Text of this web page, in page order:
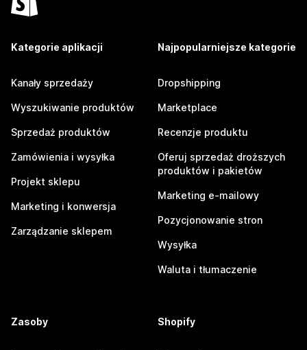
Kategorie aplikacji
Kanały sprzedaży
Wyszukiwanie produktów
Sprzedaż produktów
Zamówienia i wysyłka
Projekt sklepu
Marketing i konwersja
Zarządzanie sklepem
Najpopularniejsze kategorie
Dropshipping
Marketplace
Recenzje produktu
Oferuj sprzedaż droższych
produktów i pakietów
Marketing e-mailowy
Pozycjonowanie stron
Wysyłka
Waluta i tłumaczenie
Zasoby Shopify